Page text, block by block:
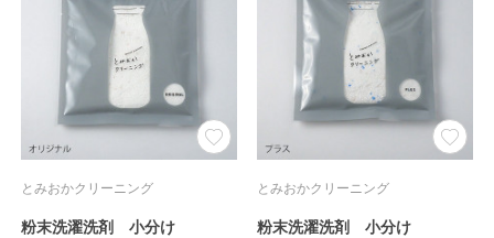
とみおかクリーニング
粉末洗濯洗剤 小分け
とみおかクリーニング
粉末洗濯洗剤 小分け